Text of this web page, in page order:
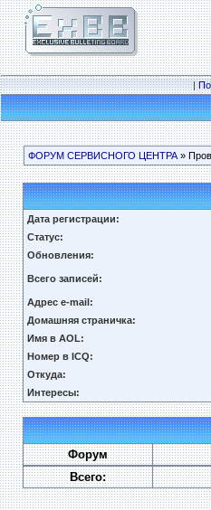
|
ФОРУМ СЕРВИСНОГО ЦЕНТРА»
Дата регистрации:
Статус:
Обновления:
Всего записей:
Адрес e-mail:
Домашняя страничка:
Имя в AOL:
Номер в ICQ:
Откуда:
Интересы:
Форум
Всего: